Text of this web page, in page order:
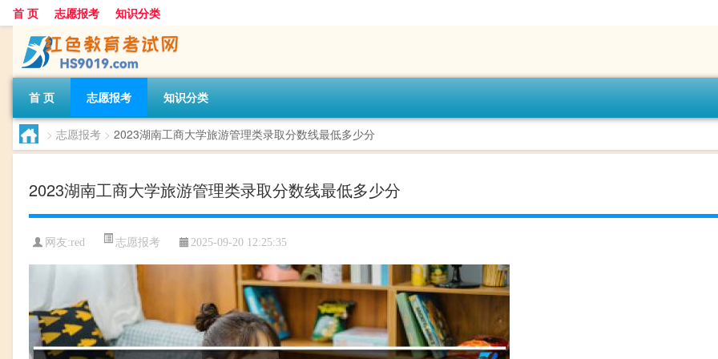
首 页 志愿报考 知识分类
首 页 志愿报考 知识分类
> 志愿报考 > 2023湖南工商大学旅游管理类录取分数线最低多少分
2023湖南工商大学旅游管理类录取分数线最低多少分
网友:red 志愿报考 2025-09-20 12:25:35